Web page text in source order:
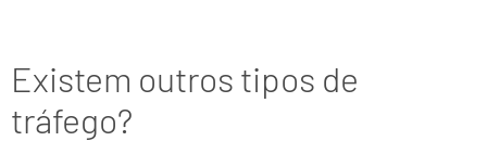
Existem outros tipos de
tráfego?